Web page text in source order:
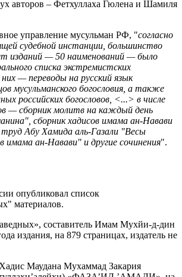
авторов – Фетхуллаха Гюлена и Шамиля
управление мусульман РФ, "согласно
судебной инстанции, большинство
изданий — 50 наименований — было
списка экстремистских
— переводы на русский язык
мусульманского богословия, а также
российских богословов, <...> в числе
— сборник молитв на каждый день
сборник хадисов имама ан-Навави
Абу Хамида аль-Газали "Весы
имама ан-Навави" и другие сочинения".
опубликовал список
материалов.
составитель Имам Мухйи-д-дин
издания, на 879 страницах, издатель не
Маудана Мухаммад Закария